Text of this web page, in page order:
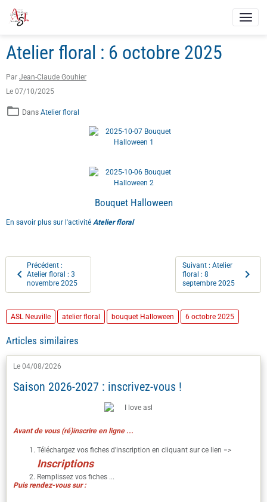
Atelier floral : 6 octobre 2025
Par Jean-Claude Gouhier
Le 07/10/2025
Dans Atelier floral
Bouquet Halloween
En savoir plus sur l'activité Atelier floral
Précédent :
Atelier floral : 3
novembre 2025
Suivant : Atelier
floral : 8
septembre 2025
ASL Neuville atelier floral bouquet Halloween 6 octobre 2025
Articles similaires
Le 04/08/2026
Saison 2026-2027 : inscrivez-vous !
Avant de vous (ré)inscrire en ligne ...
Téléchargez vos fiches d'inscription en cliquant sur ce lien =>
Inscriptions
Remplissez vos fiches ...
Puis rendez-vous sur :